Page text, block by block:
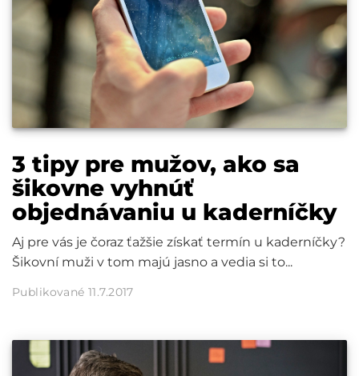
3 tipy pre mužov, ako sa
šikovne vyhnúť
objednávaniu u kaderníčky
Aj pre vás je čoraz ťažšie získať termín u kaderníčky?
Šikovní muži v tom majú jasno a vedia si to...
Publikované 11.7.2017